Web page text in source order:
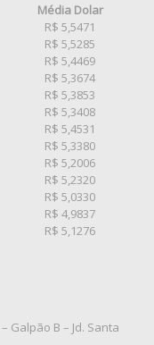
Média Dolar
R$ 5,5471
R$ 5,5285
R$ 5,4469
R$ 5,3674
R$ 5,3853
R$ 5,3408
R$ 5,4531
R$ 5,3380
R$ 5,2006
R$ 5,2320
R$ 5,0330
R$ 4,9837
R$ 5,1276
Galpão B – Jd. Santa